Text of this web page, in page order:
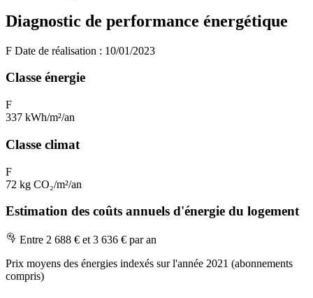
Diagnostic de performance énergétique
F Date de réalisation : 10/01/2023
Classe énergie
F
337 kWh/m²/an
Classe climat
F
72 kg CO₂/m²/an
Estimation des coûts annuels d'énergie du logement
Entre 2 688 € et 3 636 € par an
Prix moyens des énergies indexés sur l'année 2021 (abonnements
compris)